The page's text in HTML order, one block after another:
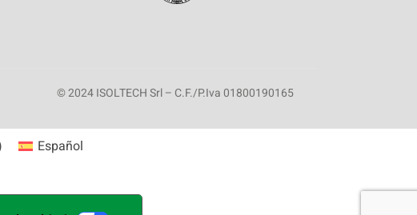
© 2024 ISOLTECH Srl – C.F./P.Iva 01800190165
Español